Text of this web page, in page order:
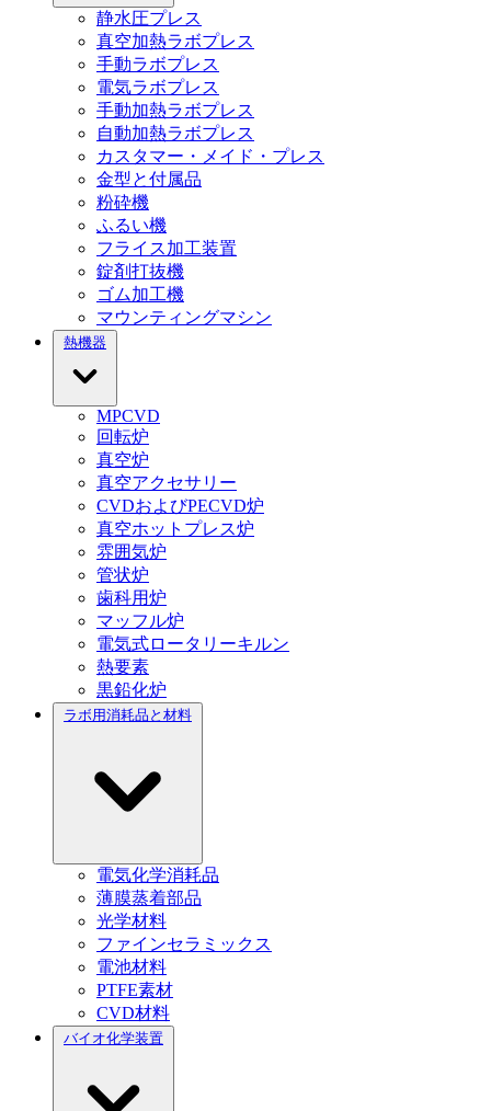
静水圧プレス
真空加熱ラボプレス
手動ラボプレス
電気ラボプレス
手動加熱ラボプレス
自動加熱ラボプレス
カスタマー・メイド・プレス
金型と付属品
粉砕機
ふるい機
フライス加工装置
錠剤打抜機
ゴム加工機
マウンティングマシン
熱機器
MPCVD
回転炉
真空炉
真空アクセサリー
CVDおよびPECVD炉
真空ホットプレス炉
雰囲気炉
管状炉
歯科用炉
マッフル炉
電気式ロータリーキルン
熱要素
黒鉛化炉
ラボ用消耗品と材料
電気化学消耗品
薄膜蒸着部品
光学材料
ファインセラミックス
電池材料
PTFE素材
CVD材料
バイオ化学装置